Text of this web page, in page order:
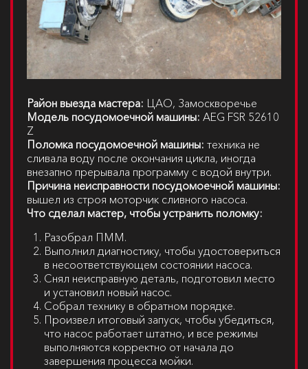
Район выезда мастера: ЦАО, Замоскворечье
Модель посудомоечной машины: AEG FSR 52610
Z
Поломка посудомоечной машины: техника не
сливала воду после окончания цикла, иногда
внезапно прерывала программу с водой внутри.
Причина неисправности посудомоечной машины:
вышел из строя моторчик сливного насоса.
Что сделал мастер, чтобы устранить поломку:
Разобрал ПММ.
Выполнил диагностику, чтобы удостовериться
в несоответствующем состоянии насоса.
Снял неисправную деталь, подготовил место
и установил новый насос.
Собрал технику в обратном порядке.
Произвел итоговый запуск, чтобы убедиться,
что насос работает штатно, и все режимы
выполняются корректно от начала до
завершения процесса мойки.